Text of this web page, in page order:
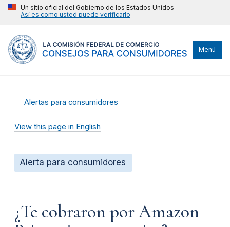
Un sitio oficial del Gobierno de los Estados Unidos
Así es como usted puede verificarlo
Menú
Alertas para consumidores
View this page in English
Alerta para consumidores
¿Te cobraron por Amazon